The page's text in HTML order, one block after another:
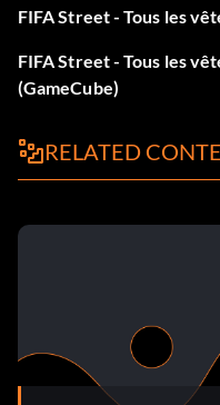
FIFA Street - Tous les
FIFA Street - Tous les
(GameCube)
RELATED